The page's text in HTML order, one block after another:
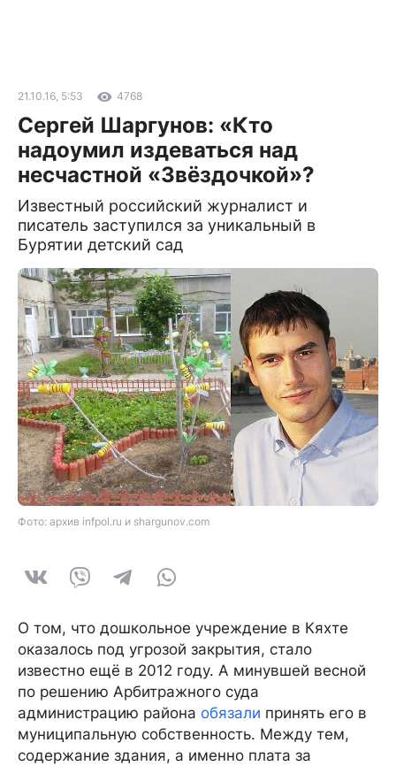
21.10.16, 5:53 4768
Сергей Шаргунов: «Кто
надоумил издеваться над
несчастной «Звёздочкой»?
Известный российский журналист и
писатель заступился за уникальный в
Бурятии детский сад
Фото: архив infpol.ru и shargunov.com
О том, что дошкольное учреждение в Кяхте
оказалось под угрозой закрытия, стало
известно ещё в 2012 году. А минувшей весной
по решению Арбитражного суда
администрацию района обязали принять его в
муниципальную собственность. Между тем,
содержание здания, а именно плата за